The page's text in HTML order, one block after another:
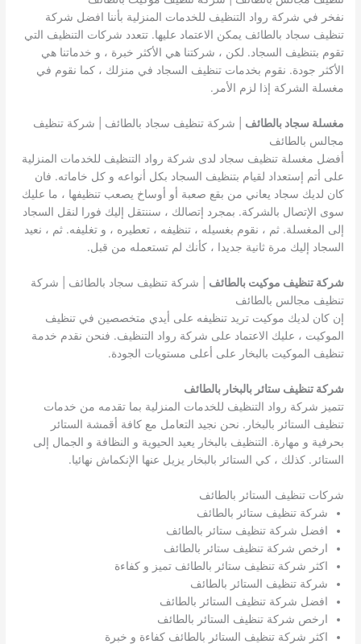
نفخر في شركة رواد التنظيف للخدمات المنزلية بأننا افضل شركة
تنظيف سجاد بالطائف يمكن الاعتماد عليها. تتعدد شركات التنظيف التي
تقوم بتنظيف السجاد. لكن ، شركتنا هي الأكثر خبرة ، و خدماتنا هي
الأكثر جودة. نقوم بخدمات تنظيف السجاد في منزلك ، كما نقوم في
مغسلة الشركة إذا لزم الأمر.
مغسلة سجاد بالطائف | شركة تنظيف سجاد بالطائف | شركة تنظيف
مجالس بالطائف
أفضل مغسلة تنظيف سجاد لدى شركة رواد التنظيف للخدمات المنزلية
على أتم إستعداد لقيام بتنظيف السجاد بكل أنواعه و كل خاماته. فان
كان لديك سجاد يعاني من بقع صعبة أو أوساخ يصعب تنظيفها ، ما عليك
سوى الإتصال بالشركة. بمجرد إتصالك ، سننتقل إليك فورا لنقل السجاد
إلى المغسلة. ثم ، نقوم بغسيله ، تنظيفه ، تعطيره ، و تغليفه. ثم ، نعيد
السجاد إليك مرة ثانية جديدا ، كأنك لم تستعمله من قبل.
شركة تنظيف موكيت بالطائف | شركة تنظيف سجاد بالطائف | شركة
تنظيف مجالس بالطائف
إن كان لديك موكيت تريد تنظيفه على أيدي متخصصين في تنظيف
الموكيت ، عليك الاعتماد على شركة رواد التنظيف. فنحن نقدم خدمة
تنظيف الموكيت بالبخار على أعلى مستويات الجودة.
شركة تنظيف ستائر بالبخار بالطائف
تتميز شركة رواد التنظيف للخدمات المنزلية بما تقدمه من خدمات
تنظيف الستائر بالبخار. نحن نجيد التعامل مع كافة أقمشة الستائر
بحرفية و مهارة. التنظيف بالبخار يعيد الحيوية و النظافة و الجمال إلى
الستائر. كذلك ، كي الستائر بالبخار يزيل عنها الإنكماش نهائيا.
شركات تنظيف الستائر بالطائف
شركة تنظيف ستائر بالطائف
افضل شركة تنظيف ستائر بالطائف
ارخص شركة تنظيف ستائر بالطائف
اكثر شركة تنظيف ستائر بالطائف تميز و كفاءة
شركة تنظيف الستائر بالطائف
افضل شركة تنظيف الستائر بالطائف
ارخص شركة تنظيف الستائر بالطائف
اكثر شركة تنظيف الستائر بالطائف كفاءة و خبرة